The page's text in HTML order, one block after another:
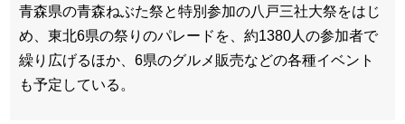
青森県の青森ねぶた祭と特別参加の八戸三社大祭をはじ
め、東北6県の祭りのパレードを、約1380人の参加者で
繰り広げるほか、6県のグルメ販売などの各種イベント
も予定している。